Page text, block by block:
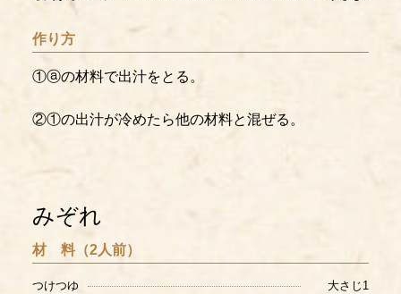
作り方
①ⓐの材料で出汁をとる。
②①の出汁が冷めたら他の材料と混ぜる。
みぞれ
材 料（2人前）
つけつゆ
大さじ1